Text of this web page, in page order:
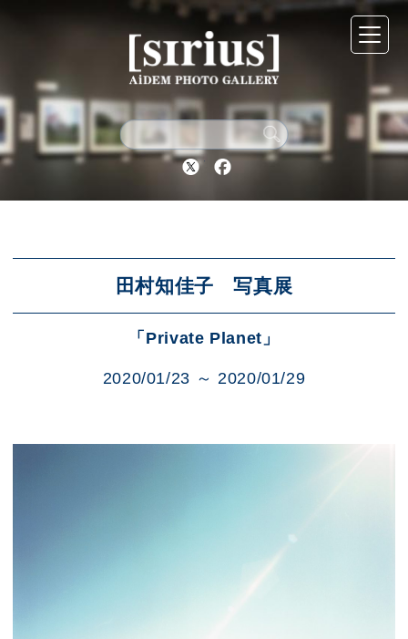
Twitter Facebook
田村知佳子 写真展
「Private Planet」
2020/01/23 ～ 2020/01/29
シリウスについて
展示スケジュール